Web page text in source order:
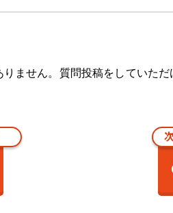
りません。質問投稿をしていただ